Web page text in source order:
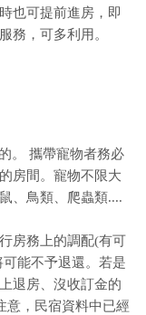
也可提前進房，即
務，可多利用。
。 攜帶寵物者務必
房間。寵物不限大
、鳥類、爬蟲類....
房務上的調配(有可
能不予退還。若是
退房、沒收訂金的
意，民宿資料中已經